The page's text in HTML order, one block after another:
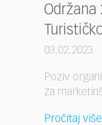
Održana
03.02.2023
Poziv
za
Pročitaj više